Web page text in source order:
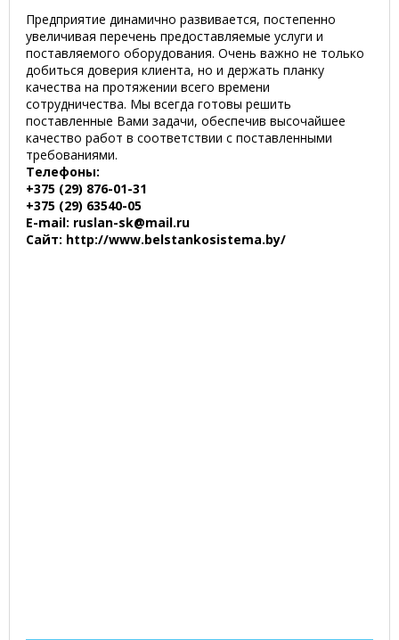
Предприятие динамично развивается, постепенно
увеличивая перечень предоставляемые услуги и
поставляемого оборудования. Очень важно не только
добиться доверия клиента, но и держать планку
качества на протяжении всего времени
сотрудничества. Мы всегда готовы решить
поставленные Вами задачи, обеспечив высочайшее
качество работ в соответствии с поставленными
требованиями.
Телефоны:
+375 (29) 876-01-31
+375 (29) 63540-05
E-mail: ruslan-sk@mail.ru
Сайт: http://www.belstankosistema.by/